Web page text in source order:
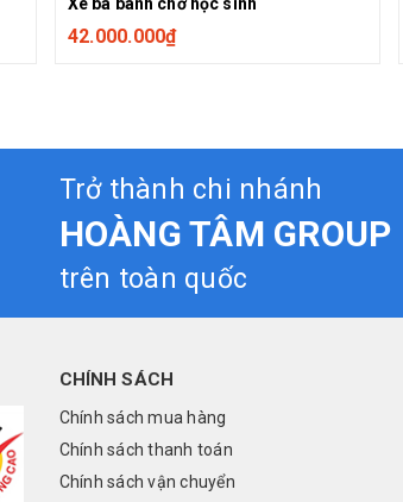
42.000.000₫
Trở thành chi nhánh
HOÀNG TÂM GROUP
trên toàn quốc
CHÍNH SÁCH
Chính sách mua hàng
Chính sách thanh toán
Chính sách vận chuyển